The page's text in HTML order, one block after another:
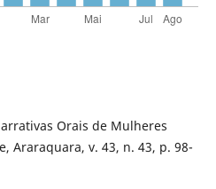
Orais de Mulheres
Araraquara, v. 43, n. 43, p. 98-